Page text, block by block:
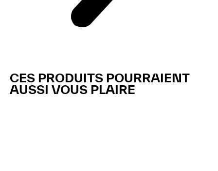
CES PRODUITS POURRAIENT
AUSSI VOUS PLAIRE